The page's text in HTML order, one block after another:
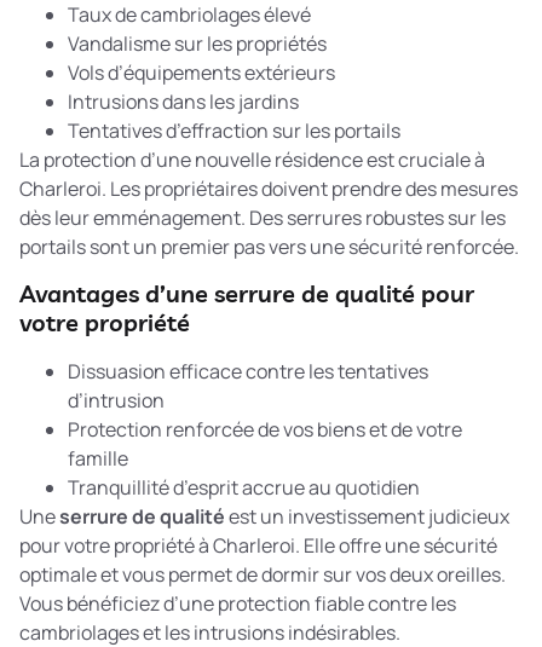
Taux de cambriolages élevé
Vandalisme sur les propriétés
Vols d’équipements extérieurs
Intrusions dans les jardins
Tentatives d’effraction sur les portails
La protection d’une nouvelle résidenceest cruciale à
Charleroi. Les propriétaires doivent prendre des mesures
dès leur emménagement. Des serrures robustes sur les
portails sont un premier pas vers une sécurité renforcée.
Avantages d’une serrure de qualité pour
votre propriété
Dissuasion efficace contre les tentatives
d’intrusion
Protection renforcée de vos biens et de votre
famille
Tranquillité d’esprit accrue au quotidien
Uneserrure de qualitéest un investissement judicieux
pour votre propriété à Charleroi. Elle offre une sécurité
optimale et vous permet de dormir sur vos deux oreilles.
Vous bénéficiez d’une protection fiable contre les
cambriolages et les intrusions indésirables.